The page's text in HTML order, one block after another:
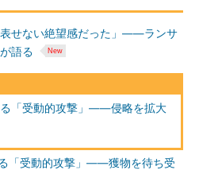
ような画面が表示される。
］を選択する。
表せない絶望感だった」――ランサ
語る
「受動的攻撃」――侵略を拡大
「受動的攻撃」――獲物を待ち受